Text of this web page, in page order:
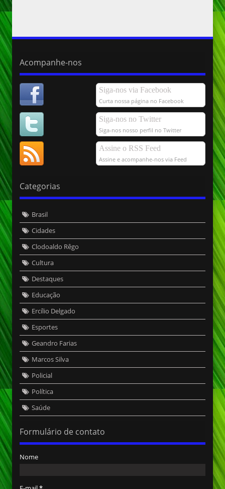
Acompanhe-nos
Siga-nos via Facebook
Curta nossa página no Facebook
Siga-nos no Twitter
Siga-nos nosso perfil no Twitter
Assine o RSS Feed
Assine e acompanhe-nos via Feed
Categorias
Brasil
Cidades
Clodoaldo Rêgo
Cultura
Destaques
Educação
Ercílio Delgado
Esportes
Geandro Farias
Marcos Silva
Policial
Política
Saúde
Formulário de contato
Nome